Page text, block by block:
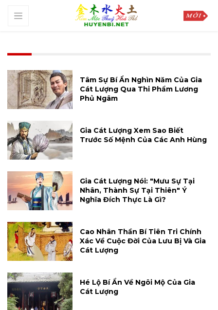
Tâm Sự Bí Ẩn Nghìn Năm Của Gia
Cát Lượng Qua Thi Phẩm Lương
Phủ Ngâm
Gia Cát Lượng Xem Sao Biết
Trước Số Mệnh Của Các Anh Hùng
Gia Cát Lượng Nói: "Mưu Sự Tại
Nhân, Thành Sự Tại Thiên" Ý
Nghĩa Đích Thực Là Gì?
Cao Nhân Thần Bí Tiên Tri Chính
Xác Về Cuộc Đời Của Lưu Bị Và Gia
Cát Lượng
Hé Lộ Bí Ẩn Về Ngôi Mộ Của Gia
Cát Lượng